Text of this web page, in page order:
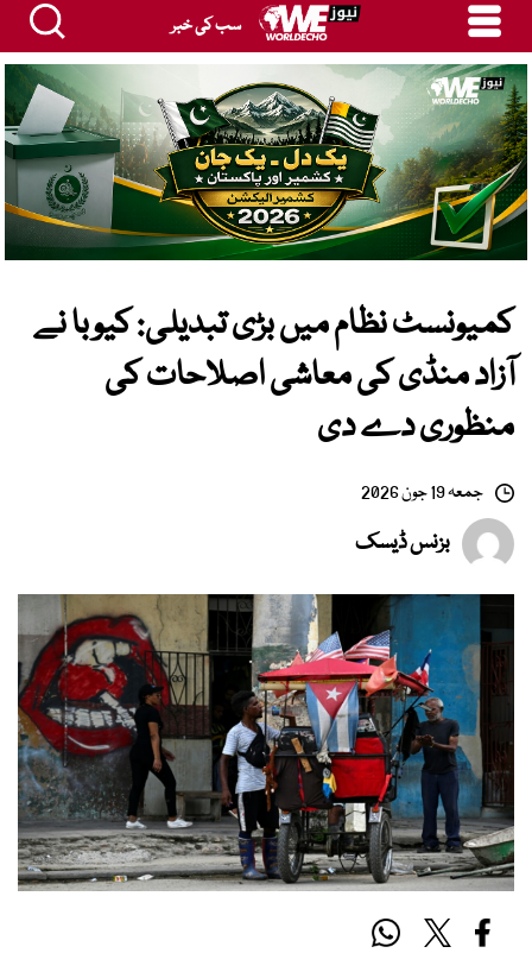
سب کی خبر
کمیونسٹ نظام میں بڑی تبدیلی: کیوبا نے
آزاد منڈی کی معاشی اصلاحات کی
منظوری دے دی
جمعہ 19 جون 2026
بزنس ڈیسک